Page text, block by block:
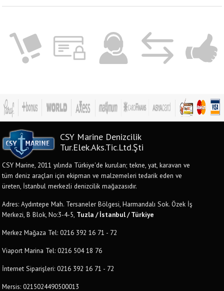
CSY Marine Denizcilik
Tur.Elek.Aks.Tic.Ltd.Şti
CSY Marine, 2011 yılında Türkiye'de kurulan; tekne, yat, karavan ve
tüm deniz araçları için ekipman ve malzemeleri tedarik eden ve
üreten, İstanbul merkezli denizcilik mağazasıdır.
Adres: Aydıntepe Mah. Tersaneler Bölgesi, Harmandalı Sok. Özek İş
Merkezi, B Blok, No:3-4-5, Tuzla / İstanbul / Türkiye
Merkez Mağaza Tel: 0216 392 16 71 - 72
Viaport Marina Tel: 0216 504 18 76
İnternet Siparişleri: 0216 392 16 71 - 72
Mersis: 0215024490500013